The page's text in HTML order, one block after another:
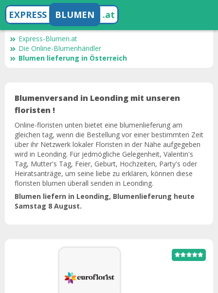
EXPRESS BLUMEN .at
Express-Blumen.at
Die Online-Blumenhändler
Blumen lieferung in Österreich
Blumenversand in Leonding mit unseren
floristen !
Online-floristen unten bietet eine blumenlieferung am
gleichen tag, wenn die Bestellung vor einer bestimmten Zeit
über ihr Netzwerk lokaler Floristen in der Nähe aufgegeben
wird in Leonding. Für jedmögliche Gelegenheit, Valentin's
Tag, Mutter's Tag, Feier, Geburt, Hochzeiten, Party's oder
Heiratsanträge, um seine liebe zu erklären, können diese
floristen blumen überall senden in Leonding.
Blumen liefern in Leonding, Blumenlieferung heute
Samstag 8 August.